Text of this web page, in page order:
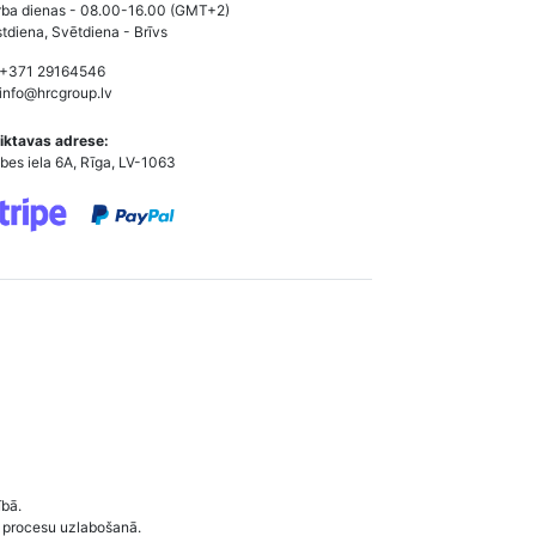
dienas - 08.00-16.00 (GMT+2)
Svētdiena - Brīvs
29164546
info@hrcgroup.lv
adrese:
iela 6A, Rīga, LV-1063
uzlabošanā.